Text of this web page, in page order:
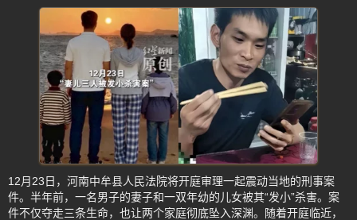
12月23日，河南中牟县人民法院将开庭审理一起震动当地的刑事案
件。半年前，一名男子的妻子和一双年幼的儿女被其“发小”杀害。案
件不仅夺走三条生命，也让两个家庭彻底坠入深渊。随着开庭临近，